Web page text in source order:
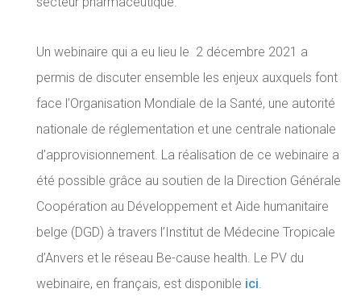
Un webinaire qui a eu lieu le 2 décembre 2021 a
permis de discuter ensemble les enjeux auxquels font
face l’Organisation Mondiale de la Santé, une autorité
nationale de réglementation et une centrale nationale
d’approvisionnement. La réalisation de ce webinaire a
été possible grâce au soutien de la Direction Générale
Coopération au Développement et Aide humanitaire
belge (DGD) à travers l’Institut de Médecine Tropicale
d’Anvers et le réseau Be-cause health. Le PV du
webinaire, en français, est disponible ici.